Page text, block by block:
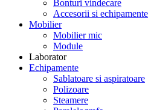
Bonturi vindecare
Accesorii si echipamente
Mobilier
Mobilier mic
Module
Laborator
Echipamente
Sablatoare si aspiratoare
Polizoare
Steamere